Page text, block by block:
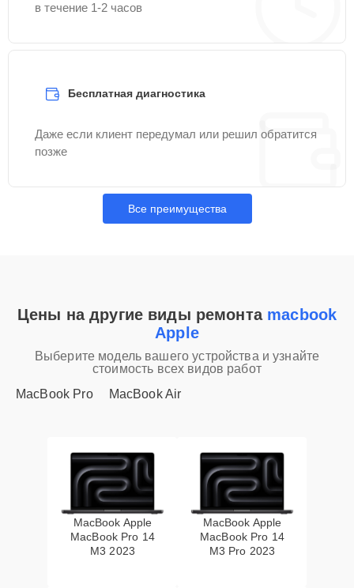
в течение 1-2 часов
Бесплатная диагностика
Даже если клиент передумал или решил обратится
позже
Все преимущества
Цены на другие виды ремонта macbook
Apple
Выберите модель вашего устройства и узнайте
стоимость всех видов работ
MacBook Pro
MacBook Air
MacBook Apple
MacBook Pro 14
M3 2023
MacBook Apple
MacBook Pro 14
M3 Pro 2023